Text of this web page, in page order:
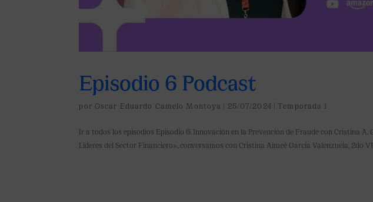
Episodio 6 Podcast
por Oscar Eduardo Camelo Montoya | 25/07/2024 |Temporada 1
Ir a todos los episodios Episodio 6: Innovación en la Prevención de Fraude con Cristina A.
Líderes del Sector Financiero», conversamos con Cristina Aimeé García Valenzuela, 2do